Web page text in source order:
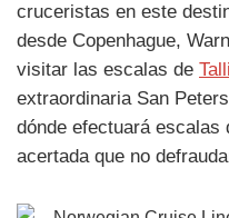
cruceristas en este
desde Copenhague,
visitar las escalas de
extraordinaria San
dónde efectuará escalas
acertada que no